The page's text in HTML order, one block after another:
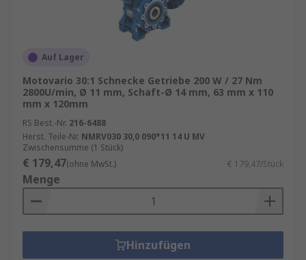
Auf Lager
Motovario 30:1 Schnecke Getriebe 200 W / 27 Nm
2800U/min, Ø 11 mm, Schaft-Ø 14 mm, 63 mm x 110
mm x 120mm
RS Best.-Nr. 216-6488
Herst. Teile-Nr. NMRV030 30,0 090*11 14 U MV
Zwischensumme (1 Stück)
€ 179,47(ohne MwSt.) € 179,47/Stück
Menge
Hinzufügen